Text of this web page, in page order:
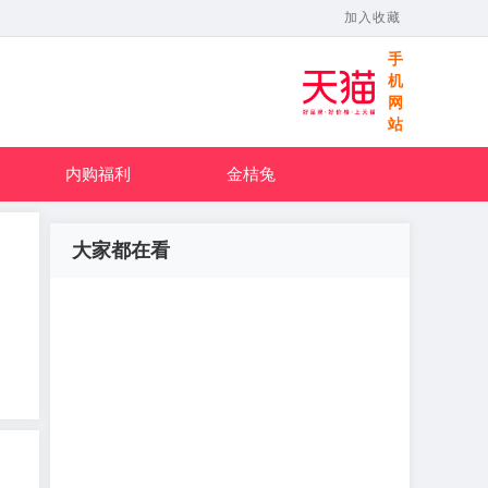
加入收藏
手
机
网
站
内购福利 金桔兔
大家都在看